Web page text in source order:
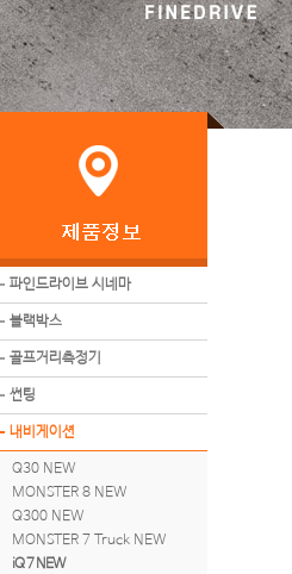
파인드라이브 시네마
블랙박스
골프거리측정기
썬팅
내비게이션
Q30 NEW
MONSTER 8 NEW
Q300 NEW
MONSTER 7 Truck NEW
iQ 7 NEW